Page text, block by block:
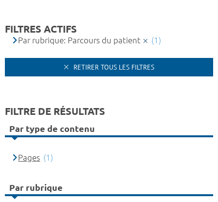
FILTRES ACTIFS
Par rubrique: Parcours du patient (1)
RETIRER TOUS LES FILTRES
FILTRE DE RÉSULTATS
Par type de contenu
Pages (1)
Par rubrique